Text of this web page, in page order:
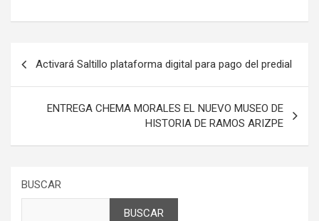
entradas
Activará Saltillo plataforma digital para pago del predial
ENTREGA CHEMA MORALES EL NUEVO MUSEO DE
HISTORIA DE RAMOS ARIZPE
BUSCAR
BUSCAR